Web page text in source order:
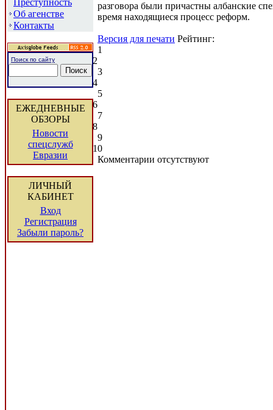
Преступность
Об агенстве
Контакты
Поиск по сайту
ЕЖЕДНЕВНЫЕ
ОБЗОРЫ
Новости
спецслужб
Евразии
ЛИЧНЫЙ
КАБИНЕТ
Вход
Регистрация
Забыли пароль?
разговора были причастны албанские
время находящиеся процесс реформ.
Версия для печати Рейтинг:
1
2
3
4
5
6
7
8
9
10
Комментарии отсутствуют